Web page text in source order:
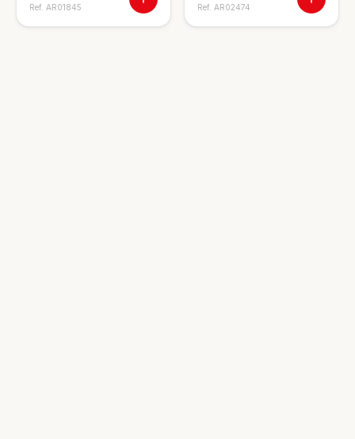
Ref. AR01845 Ref. AR02474